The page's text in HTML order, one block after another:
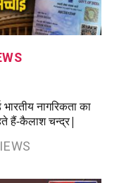
नागरिकता का
हैं-कैलाश चन्द्र|